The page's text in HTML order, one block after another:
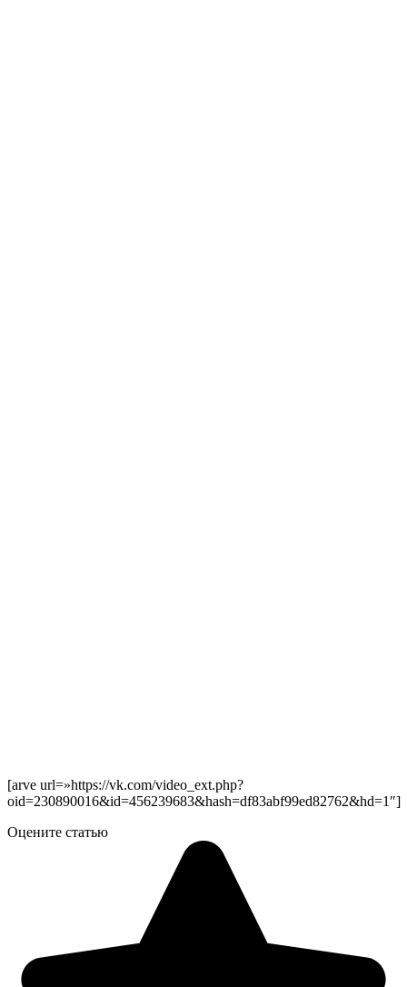
[arve url=»https://vk.com/video_ext.php?
oid=230890016&id=456239683&hash=df83abf99ed82762&hd=1″]
Оцените статью